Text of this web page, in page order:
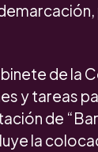
de la
y tareas
de
la